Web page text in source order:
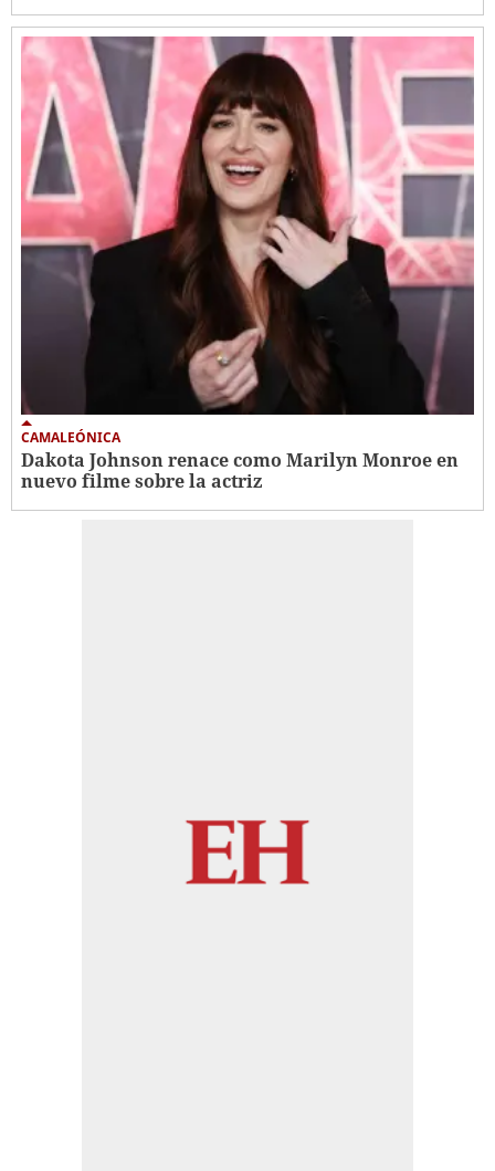
CAMALEÓNICA
Dakota Johnson renace como Marilyn Monroe en
nuevo filme sobre la actriz